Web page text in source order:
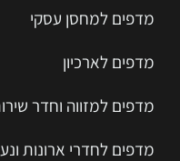
מדפים למחסן עסקי
מדפים לארכיון
מדפים למזווה וחדר
מדפים לחדרי ארונות